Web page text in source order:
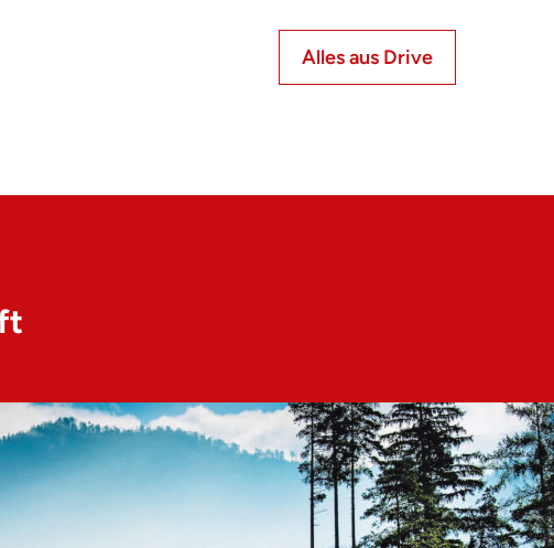
Alles aus Drive